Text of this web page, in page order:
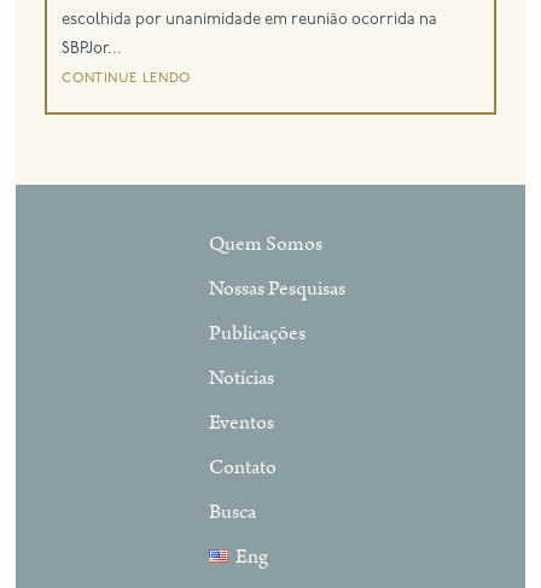
escolhida por unanimidade em reunião ocorrida na
SBPJor...
continue lendo
Quem Somos
Nossas Pesquisas
Publicações
Notícias
Eventos
Contato
Busca
Eng